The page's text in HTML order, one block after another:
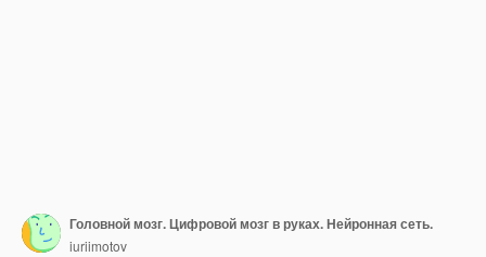
Головной мозг. Цифровой мозг в руках. Нейронная сеть.
iuriimotov